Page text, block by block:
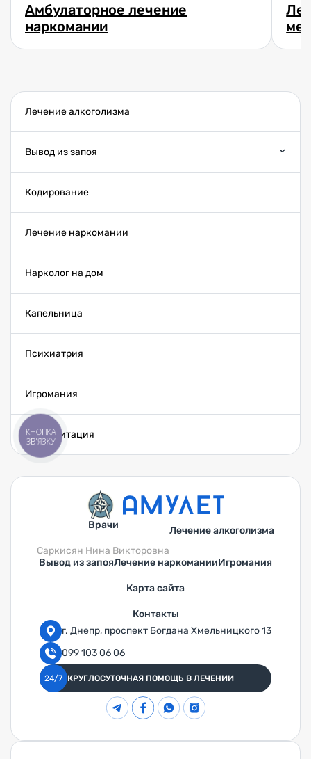
Лечение алкоголизма
Вывод из запоя
Кодирование
Лечение наркомании
Нарколог на дом
Капельница
Психиатрия
Игромания
Реабилитация
Амбулаторное лечение
наркомании
Врачи
Саркисян Нина Викторовна
Лечение алкоголизма
Вывод из запояЛечение наркоманииИгромания
Карта сайта
Контакты
г. Днепр, проспект Богдана Хмельницкого 13
099 103 06 06
24/7 КРУГЛОСУТОЧНАЯ ПОМОЩЬ В ЛЕЧЕНИИ
КНОПКА
ЗВ'ЯЗКУ